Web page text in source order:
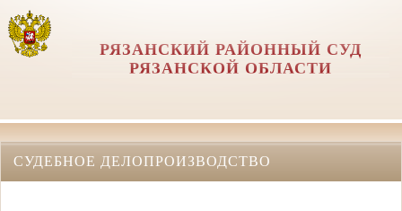
РЯЗАНСКИЙ РАЙОННЫЙ СУД
РЯЗАНСКОЙ ОБЛАСТИ
СУДЕБНОЕ ДЕЛОПРОИЗВОДСТВО